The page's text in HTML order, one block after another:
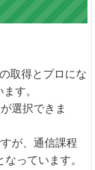
取得とプロにな
す。
選択できま
が、通信課程
っています。